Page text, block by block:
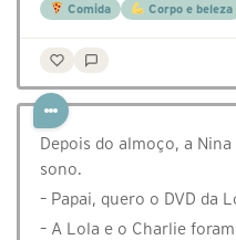
Comida Corpo e beleza
Depois do almoço, a
sono.
– Papai, quero o DVD da
– A Lola e o Charlie